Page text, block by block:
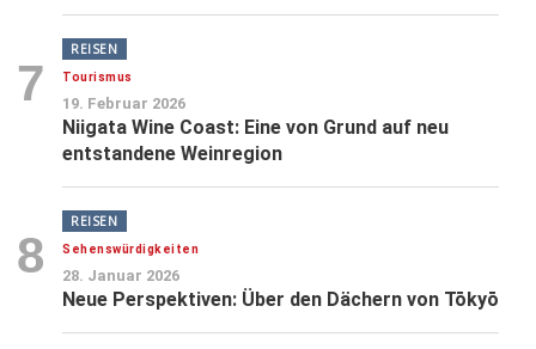
7
REISEN
Tourismus
19. Februar 2026
Niigata Wine Coast: Eine von Grund auf neu
entstandene Weinregion
8
REISEN
Sehenswürdigkeiten
28. Januar 2026
Neue Perspektiven: Über den Dächern von Tōkyō